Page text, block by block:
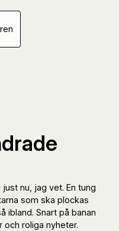
nu, jag vet. En tung
som ska plockas
ibland. Snart på banan
och roliga nyheter.